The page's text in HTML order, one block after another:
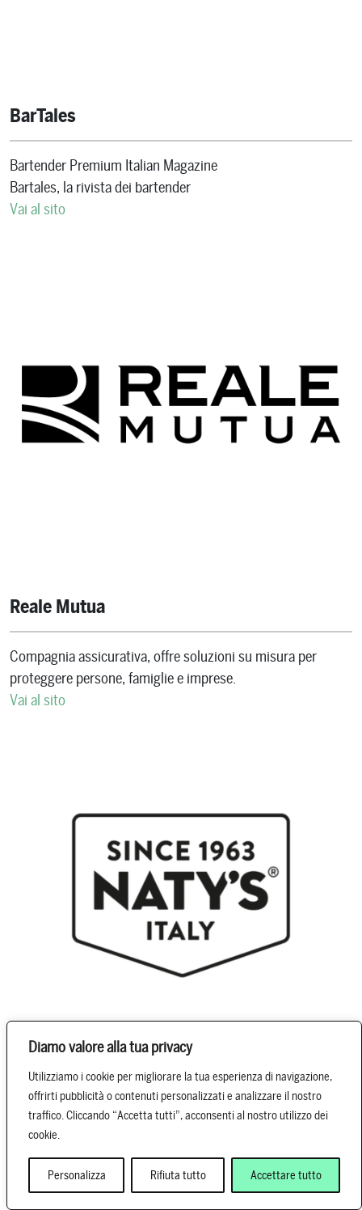
Diamo valore alla tua privacy
Utilizziamo i cookie per migliorare la tua esperienza di navigazione,
offrirti pubblicità o contenuti personalizzati e analizzare il nostro
traffico. Cliccando “Accetta tutti”, acconsenti al nostro utilizzo dei
cookie.
Personalizza Rifiuta tutto Accettare tutto
BarTales
Bartender Premium Italian Magazine
Bartales, la rivista dei bartender
Vai al sito
Reale Mutua
Compagnia assicurativa, offre soluzioni su misura per
proteggere persone, famiglie e imprese.
Vai al sito
Naty’s
autentici e deliziosi. Succhi di frutta NFC, sciroppi, puree di
frutta e le basi per cocktail.